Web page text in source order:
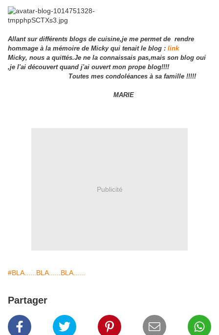
Allant sur différents blogs de cuisine,je me permet de rendre
hommage à la mémoire de Micky qui tenait le blog : link
Micky, nous a quittés.Je ne la connaissais pas,mais son blog oui
,je l'ai découvert quand j'ai ouvert mon prope blog!!!!
Toutes mes condoléances à sa famille !!!!!
MARIE
Publicité
#BLA......BLA......BLA......
Partager